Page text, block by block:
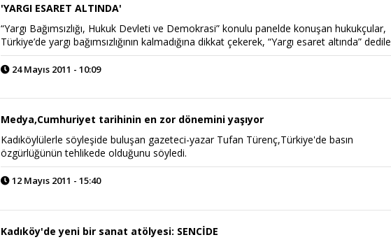
'YARGI ESARET ALTINDA'
“Yargı Bağımsızlığı, Hukuk Devleti ve Demokrasi” konulu panelde konuşan hukukçular,
Türkiye’de yargı bağımsızlığının kalmadığına dikkat çekerek, “Yargı esaret altında”
24 Mayıs 2011 - 10:09
Medya,Cumhuriyet tarihinin en zor dönemini yaşıyor
Kadıköylülerle söyleşide buluşan gazeteci-yazar Tufan Türenç,Türkiye'de basın
özgürlüğünün tehlikede olduğunu söyledi.
12 Mayıs 2011 - 15:40
Kadıköy'de yeni bir sanat atölyesi: SENCİDE